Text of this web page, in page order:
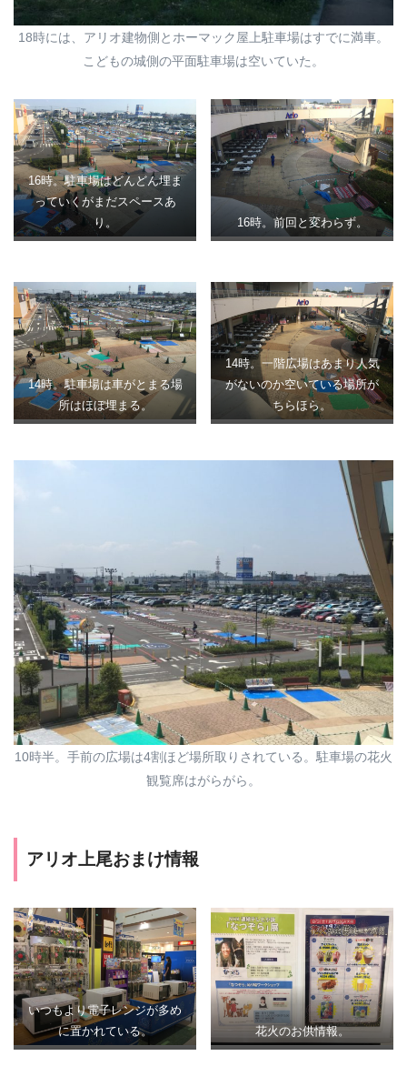
18時には、アリオ建物側とホーマック屋上駐車場はすでに満車。
こどもの城側の平面駐車場は空いていた。
16時。駐車場はどんどん埋ま
っていくがまだスペースあ
り。
16時。前回と変わらず。
14時。駐車場は車がとまる場
所はほぼ埋まる。
14時。一階広場はあまり人気
がないのか空いている場所が
ちらほら。
10時半。手前の広場は4割ほど場所取りされている。駐車場の花火
観覧席はがらがら。
アリオ上尾おまけ情報
いつもより電子レンジが多め
に置かれている。
花火のお供情報。